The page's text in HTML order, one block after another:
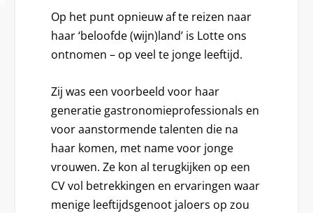
Op het punt opnieuw af te reizen naar
haar ‘beloofde (wijn)land’ is Lotte ons
ontnomen – op veel te jonge leeftijd.
Zij was een voorbeeld voor haar
generatie gastronomieprofessionals en
voor aanstormende talenten die na
haar komen, met name voor jonge
vrouwen. Ze kon al terugkijken op een
CV vol betrekkingen en ervaringen waar
menige leeftijdsgenoot jaloers op zou